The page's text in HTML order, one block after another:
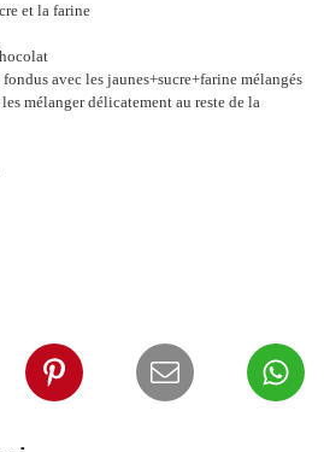
et la farine
avec les jaunes+sucre+farine mélangés
mélanger délicatement au reste de la